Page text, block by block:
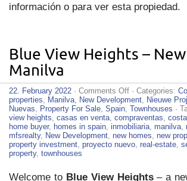
información o para ver esta propiedad.
Blue View Heights –
Manilva
22. February 2022 · Comments Offon
Blue
View
Heights
–
New
Homes
· Categories:
properties
Manilva New Development Nieuwe
Nuevas
Property For Sale Spain Townhouses ·
view heights casas en venta compraventas
home buyer, homes in spain inmobiliaria manilva
mfsrealty, New Development new homes new
property investment proyecto nuevo real-estate
property, townhouses
Welcome to Blue View Heights– a